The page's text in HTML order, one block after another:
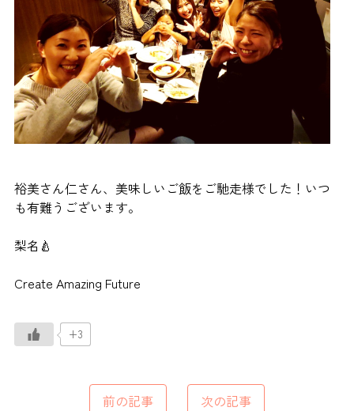
裕美さん仁さん、美味しいご飯をご馳走様でした！いつ
も有難うございます。
梨名🍐
Create Amazing Future
+3
前の記事 次の記事